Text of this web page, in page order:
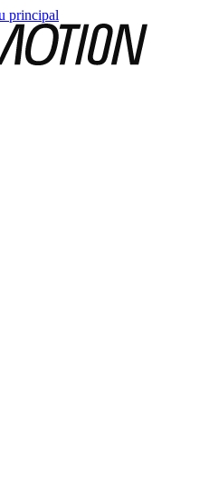
principal